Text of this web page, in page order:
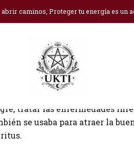
caminos, Proteger tu energía es un
Blog Cúrcuma en la brujería
tratar las enfermedades
se usaba para atraer la